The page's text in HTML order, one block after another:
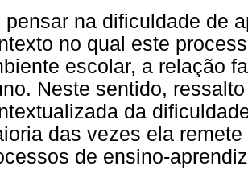
pensar na dificuldade de
no qual este
escolar, a relação
Neste sentido,
da
das vezes ela
de ensino-